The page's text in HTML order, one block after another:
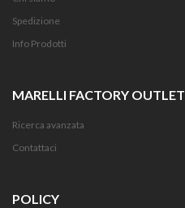
Spedizione
Info Prodotti
MARELLI FACTORY OUTLET
Ricerca avanzata
Contattaci
POLICY